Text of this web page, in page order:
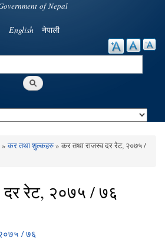
of Nepal
English नेपाली
»कर तथा शुल्कहरु» कर तथा राजस्व दर रेट, २०७५ /
दर रेट, २०७५ / ७६
/ ७६